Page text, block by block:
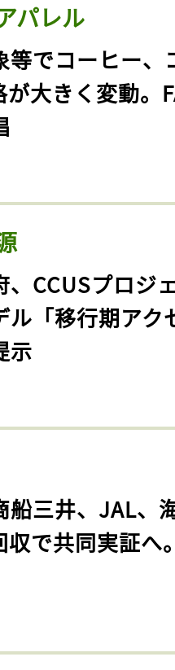
パレル
等でコーヒー、
大きく変動。
、CCUSプロジ
ル「移行期アク
示
船三井、JAL、
収で共同実証へ